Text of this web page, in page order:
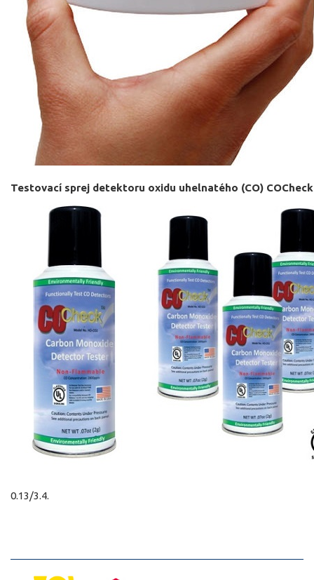
Testovací sprej detektoru oxidu uhelnatého (CO)
0.13/3.4.